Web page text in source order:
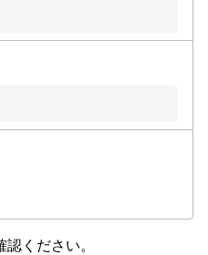
認ください。